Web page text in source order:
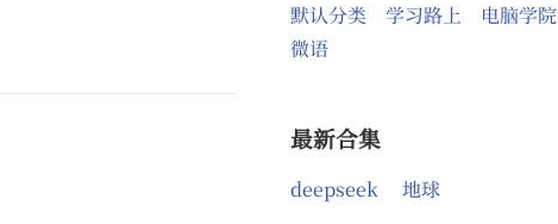
默认分类 学习路上 电脑学院
微语
最新合集
deepseek 地球